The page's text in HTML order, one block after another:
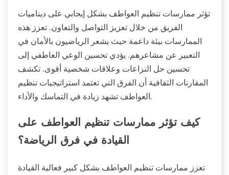
تؤثر ممارسات تنظيم العواطف بشكل إيجابي على ديناميات
الفريق من خلال تعزيز التواصل والتعاون. تعزز هذه
الممارسات بيئة داعمة حيث يشعر الرياضيون بالأمان في
التعبير عن مشاعرهم. يؤدي تحسين الوعي العاطفي إلى
تحسين حل النزاعات وعلاقات شخصية أقوى. تكشف
المقارنات الثقافية أن الفرق التي تعتمد استراتيجيات تنظيم
العواطف تشهد زيادة في التماسك والأداء.
كيف تؤثر ممارسات تنظيم العواطف على
القيادة في فرق الرياضة؟
تعزز ممارسات تنظيم العواطف بشكل كبير فعالية القيادة